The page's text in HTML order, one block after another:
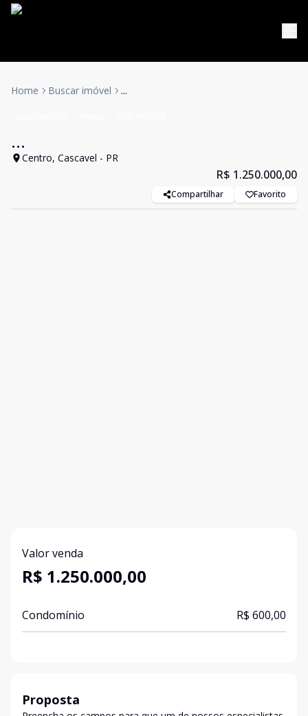
Home Buscar imóvel ...
...
Centro, Cascavel - PR
R$ 1.250.000,00
Compartilhar Favorito
Valor venda
R$ 1.250.000,00
Condomínio R$ 600,00
Proposta